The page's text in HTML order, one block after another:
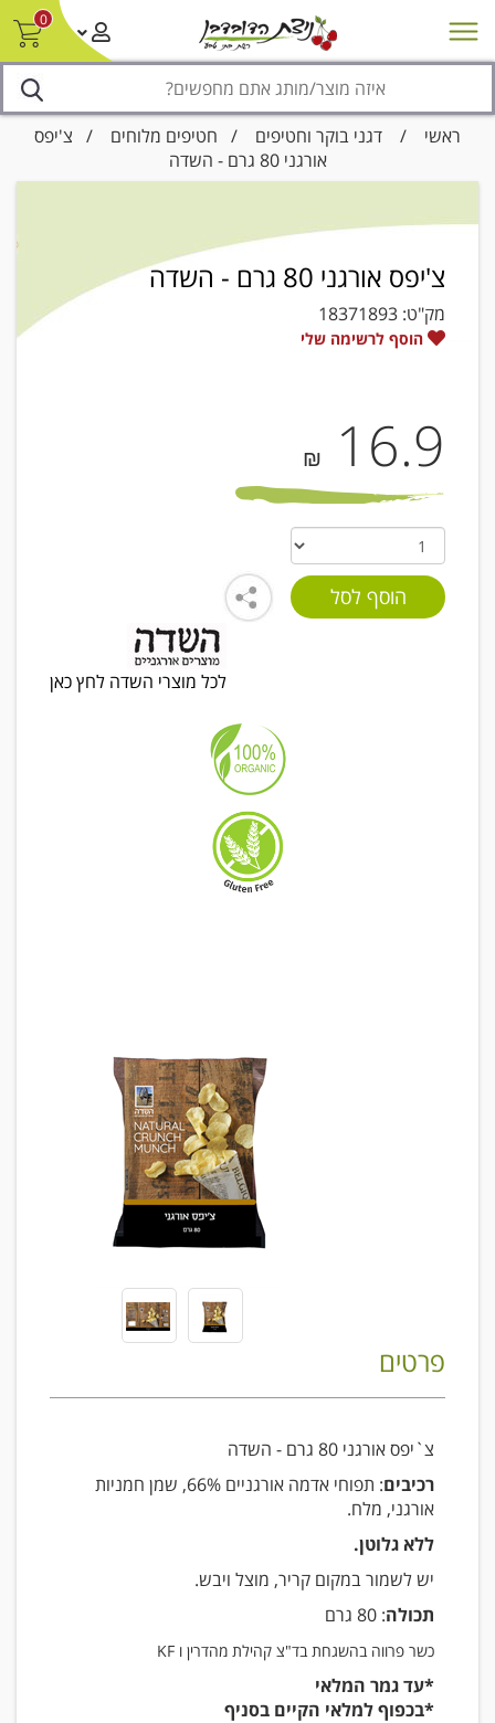
0
מבצעים סניפים צור קשר/ביטול הזמנה
ראשי / דגני בוקר וחטיפים / חטיפים מלוחים / צ'יפס
אורגני 80 גרם - השדה
צ'יפס אורגני 80 גרם - השדה
מק"ט: 18371893
הוסף לרשימה שלי
16.9
₪
לכל מוצרי השדה לחץ כאן
פרטים
צ`יפס אורגני 80 גרם - השדה
רכיבים
: תפוחי אדמה אורגניים 66%, שמן חמניות
אורגני, מלח.
ללא גלוטן.
יש לשמור במקום קריר, מוצל ויבש.
תכולה: 80 גרם
כשר פרווה בהשגחת בד"צ קהילת מהדרין ו KF
*עד גמר המלאי
*בכפוף למלאי הקיים בסניף